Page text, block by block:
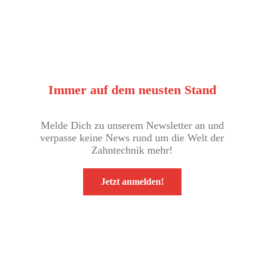
Immer auf dem neusten Stand
Melde Dich zu unserem Newsletter an und
verpasse keine News rund um die Welt der
Zahntechnik mehr!
Jetzt anmelden!